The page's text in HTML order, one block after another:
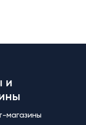
и
магазины